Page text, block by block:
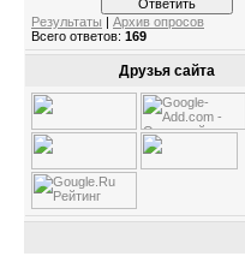
Результаты | Архив опросов
Всего ответов: 169
Друзья сайта